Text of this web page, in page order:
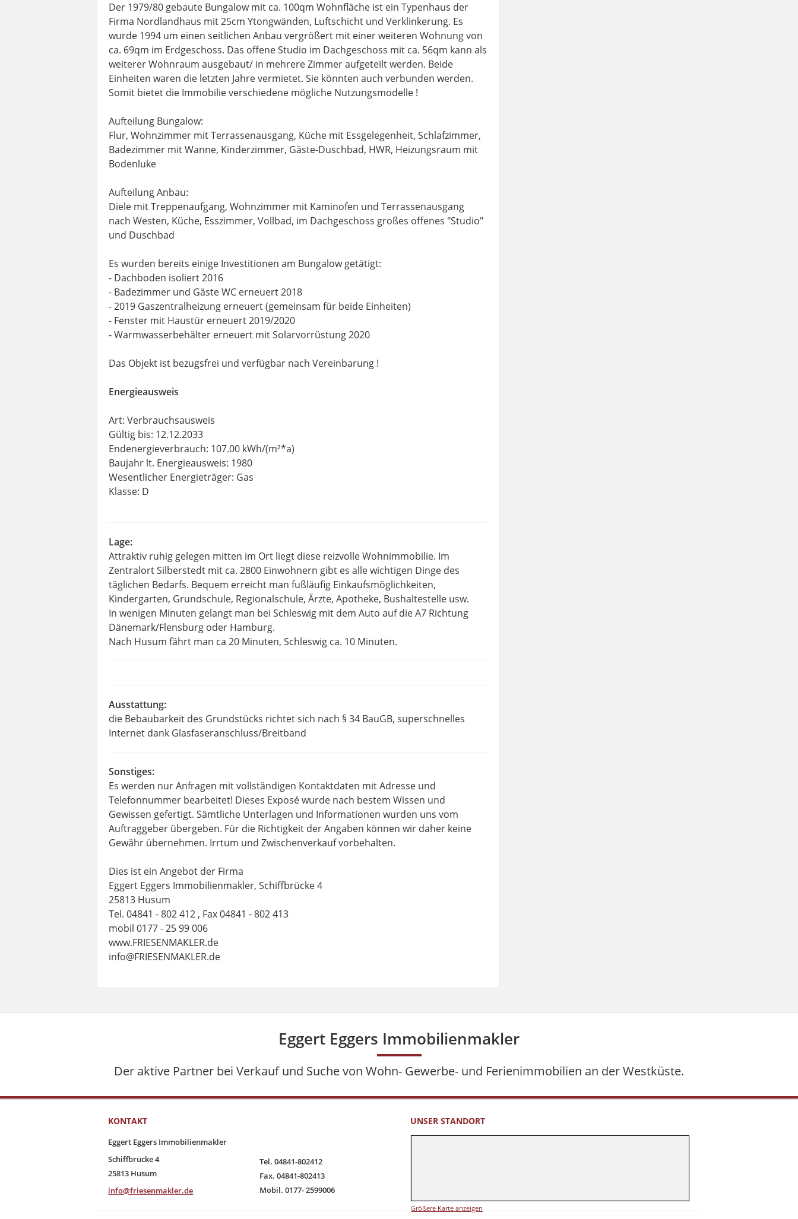
Der 1979/80 gebaute Bungalow mit ca. 100qm Wohnfläche ist ein Typenhaus der
Firma Nordlandhaus mit 25cm Ytongwänden, Luftschicht und Verklinkerung. Es
wurde 1994 um einen seitlichen Anbau vergrößert mit einer weiteren Wohnung von
ca. 69qm im Erdgeschoss. Das offene Studio im Dachgeschoss mit ca. 56qm kann als
weiterer Wohnraum ausgebaut/ in mehrere Zimmer aufgeteilt werden. Beide
Einheiten waren die letzten Jahre vermietet. Sie könnten auch verbunden werden.
Somit bietet die Immobilie verschiedene mögliche Nutzungsmodelle !
Aufteilung Bungalow:
Flur, Wohnzimmer mit Terrassenausgang, Küche mit Essgelegenheit, Schlafzimmer,
Badezimmer mit Wanne, Kinderzimmer, Gäste-Duschbad, HWR, Heizungsraum mit
Bodenluke
Aufteilung Anbau:
Diele mit Treppenaufgang, Wohnzimmer mit Kaminofen und Terrassenausgang
nach Westen, Küche, Esszimmer, Vollbad, im Dachgeschoss großes offenes "Studio"
und Duschbad
Es wurden bereits einige Investitionen am Bungalow getätigt:
- Dachboden isoliert 2016
- Badezimmer und Gäste WC erneuert 2018
- 2019 Gaszentralheizung erneuert (gemeinsam für beide Einheiten)
- Fenster mit Haustür erneuert 2019/2020
- Warmwasserbehälter erneuert mit Solarvorrüstung 2020
Das Objekt ist bezugsfrei und verfügbar nach Vereinbarung !
Energieausweis
Art: Verbrauchsausweis
Gültig bis: 12.12.2033
Endenergieverbrauch: 107.00 kWh/(m²*a)
Baujahr lt. Energieausweis: 1980
Wesentlicher Energieträger: Gas
Klasse: D
Lage:
Attraktiv ruhig gelegen mitten im Ort liegt diese reizvolle Wohnimmobilie. Im
Zentralort Silberstedt mit ca. 2800 Einwohnern gibt es alle wichtigen Dinge des
täglichen Bedarfs. Bequem erreicht man fußläufig Einkaufsmöglichkeiten,
Kindergarten, Grundschule, Regionalschule, Ärzte, Apotheke, Bushaltestelle usw.
In wenigen Minuten gelangt man bei Schleswig mit dem Auto auf die A7 Richtung
Dänemark/Flensburg oder Hamburg.
Nach Husum fährt man ca 20 Minuten, Schleswig ca. 10 Minuten.
Ausstattung:
die Bebaubarkeit des Grundstücks richtet sich nach § 34 BauGB, superschnelles
Internet dank Glasfaseranschluss/Breitband
Sonstiges:
Es werden nur Anfragen mit vollständigen Kontaktdaten mit Adresse und
Telefonnummer bearbeitet! Dieses Exposé wurde nach bestem Wissen und
Gewissen gefertigt. Sämtliche Unterlagen und Informationen wurden uns vom
Auftraggeber übergeben. Für die Richtigkeit der Angaben können wir daher keine
Gewähr übernehmen. Irrtum und Zwischenverkauf vorbehalten.
Dies ist ein Angebot der Firma
Eggert Eggers Immobilienmakler, Schiffbrücke 4
25813 Husum
Tel. 04841 - 802 412 , Fax 04841 - 802 413
mobil 0177 - 25 99 006
www.FRIESENMAKLER.de
info@FRIESENMAKLER.de
Eggert Eggers Immobilienmakler
Der aktive Partner bei Verkauf und Suche von Wohn- Gewerbe- und Ferienimmobilien an der Westküste.
KONTAKT
Eggert Eggers Immobilienmakler
Schiffbrücke 4
25813 Husum
info@friesenmakler.de
Tel. 04841-802412
Fax. 04841-802413
Mobil. 0177- 2599006
UNSER STANDORT
Größere Karte anzeigen